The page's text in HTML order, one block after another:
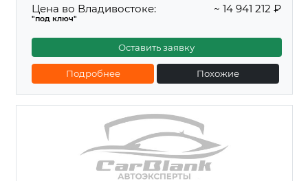
Цена во Владивостоке:
"под ключ"
~ 14 941 212 ₽
Оставить заявку
Подробнее Похожие